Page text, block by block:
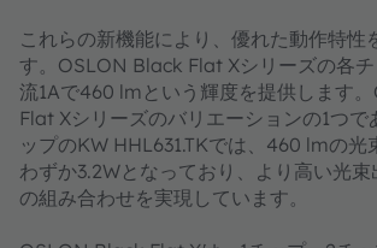
これらの新機能により、優れた動作特性
す。OSLON Black Flat Xシリーズの各
流1Aで460 lmという輝度を提供します
Flat Xシリーズのバリエーションの1つで
ップのKW HHL631.TKでは、460 lmの光
わずか3.2Wとなっており、より高い光
の組み合わせを実現しています。